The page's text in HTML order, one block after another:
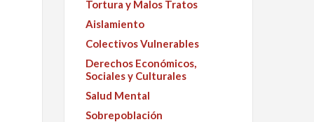
Tortura y Malos Tratos
Aislamiento
Colectivos Vulnerables
Derechos Económicos,
Sociales y Culturales
Salud Mental
Sobrepoblación